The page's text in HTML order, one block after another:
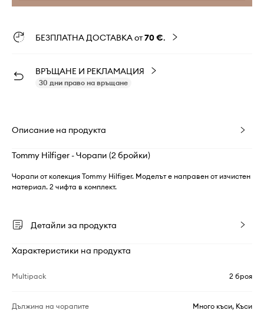
БЕЗПЛАТНА ДОСТАВКА от70 €.
ВРЪЩАНЕ И РЕКЛАМАЦИЯ
30 дни право на връщане
Описание на продукта
Tommy Hilfiger - Чорапи (2 бройки)
Чорапи от колекция Tommy Hilfiger. Моделът е направен от изчистен
материал. 2 чифта в комплект.
Детайли за продукта
Характеристики на продукта
Multipack 2 броя
Дължина на чорапите Много къси, Къси